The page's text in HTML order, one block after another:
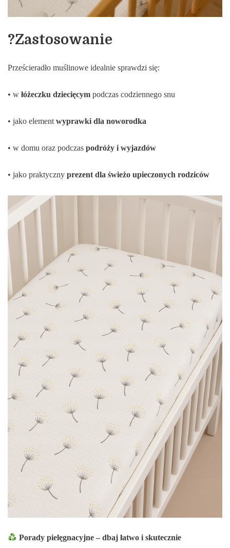
?Zastosowanie
Prześcieradło muślinowe idealnie sprawdzi się:
• w łóżeczku dziecięcym podczas codziennego snu
• jako elementwyprawki dla noworodka
• w domu oraz podczas podróży i wyjazdów
• jako praktyczny prezent dla świeżo upieczonych rodziców
Porady pielęgnacyjne – dbaj łatwo i skutecznie